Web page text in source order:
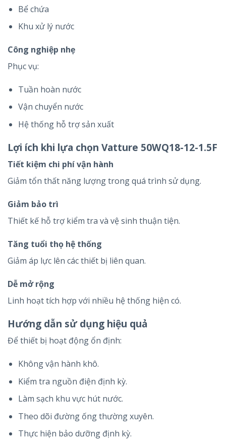
Bể chứa
Khu xử lý nước
Công nghiệp nhẹ
Phục vụ:
Tuần hoàn nước
Vận chuyển nước
Hệ thống hỗ trợ sản xuất
Lợi ích khi lựa chọn Vatture 50WQ18-12-1.5F
Tiết kiệm chi phí vận hành
Giảm tổn thất năng lượng trong quá trình sử dụng.
Giảm bảo trì
Thiết kế hỗ trợ kiểm tra và vệ sinh thuận tiện.
Tăng tuổi thọ hệ thống
Giảm áp lực lên các thiết bị liên quan.
Dễ mở rộng
Linh hoạt tích hợp với nhiều hệ thống hiện có.
Hướng dẫn sử dụng hiệu quả
Để thiết bị hoạt động ổn định:
Không vận hành khô.
Kiểm tra nguồn điện định kỳ.
Làm sạch khu vực hút nước.
Theo dõi đường ống thường xuyên.
Thực hiện bảo dưỡng định kỳ.